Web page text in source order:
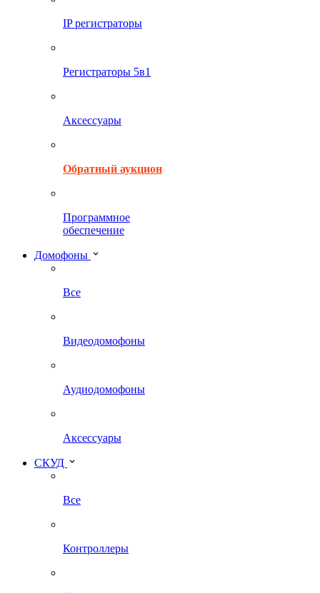
IP регистраторы
Регистраторы 5в1
Аксессуары
Обратный аукцион
Программное
обеспечение
Домофоны
Все
Видеодомофоны
Аудиодомофоны
Аксессуары
СКУД
Все
Контроллеры